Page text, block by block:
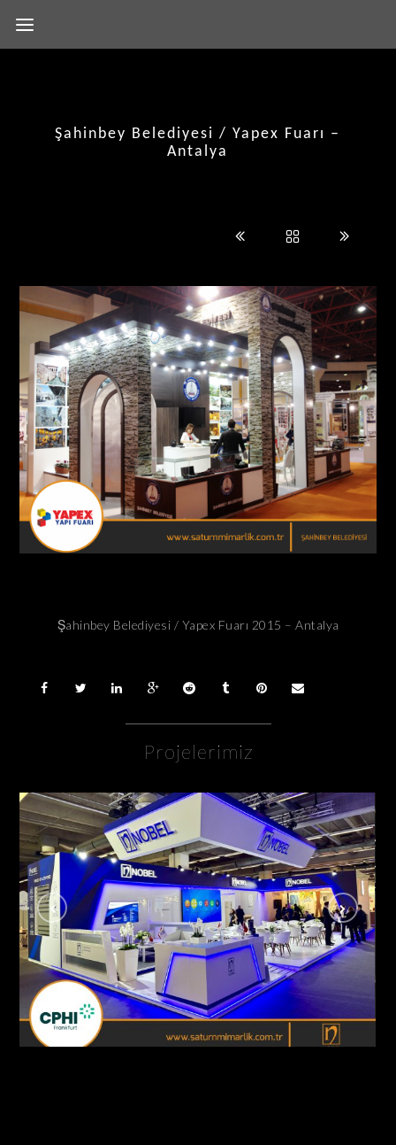
Şahinbey Belediyesi / Yapex Fuarı –
Antalya
Şahinbey Belediyesi / Yapex Fuarı 2015 – Antalya
Projelerimiz
Nobel İlaç / Cphi Fuarı Frankfurt – Almanya
AHŞAP - ÖZGÜN STANDLAR